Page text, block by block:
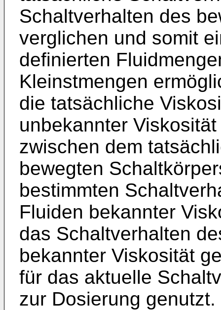
Schaltverhalten des
verglichen und somit
definierten
Kleinstmengen
die tatsächliche
unbekannter
zwischen dem
bewegten
bestimmten
Fluiden bekannter
das Schaltverhalten
bekannter Viskosität
für das aktuelle
zur Dosierung genutzt.